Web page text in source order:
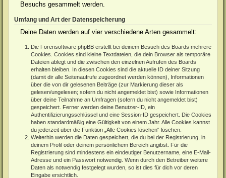
Besuchs gesammelt werden.
Umfang und Art der Datenspeicherung
Deine Daten werden auf vier verschiedene Arten gesammelt:
Die Forensoftware phpBB erstellt bei deinem Besuch des Boards mehrere
Cookies. Cookies sind kleine Textdateien, die dein Browser als temporäre
Dateien ablegt und die zwischen den einzelnen Aufrufen des Boards
erhalten bleiben. In diesen Cookies sind die aktuelle ID deiner Sitzung
(damit dir alle Seitenaufrufe zugeordnet werden können), Informationen
über die von dir gelesenen Beiträge (zur Markierung dieser als
gelesen/ungelesen; sofern du nicht angemeldet bist) sowie Informationen
über deine Teilnahme an Umfragen (sofern du nicht angemeldet bist)
gespeichert. Ferner werden deine Benutzer-ID, ein
Authentifizierungsschlüssel und eine Session-ID gespeichert. Die Cookies
haben standardmäßig eine Gültigkeit von einem Jahr. Alle Cookies kannst
du jederzeit über die Funktion „Alle Cookies löschen“ löschen.
Weiterhin werden die Daten gespeichert, die du bei der Registrierung, in
deinem Profil oder deinem persönlichem Bereich angibst. Für die
Registrierung sind mindestens ein eindeutiger Benutzername, eine E-Mail-
Adresse und ein Passwort notwendig. Wenn durch den Betreiber weitere
Daten als notwendig festgelegt wurden, so ist dies für dich vor deren
Eingabe ersichtlich.